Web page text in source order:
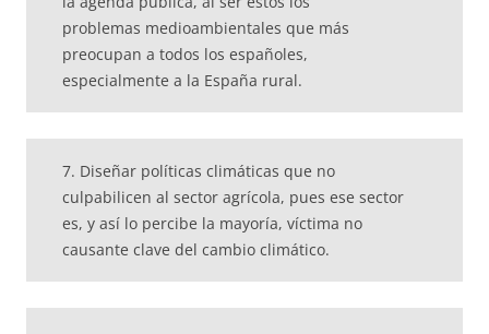
problemas medioambientales que más
preocupan a todos los españoles,
especialmente a la España rural.
7. Diseñar políticas climáticas que no
culpabilicen al sector agrícola, pues ese sector
es, y así lo percibe la mayoría, víctima no
causante clave del cambio climático.